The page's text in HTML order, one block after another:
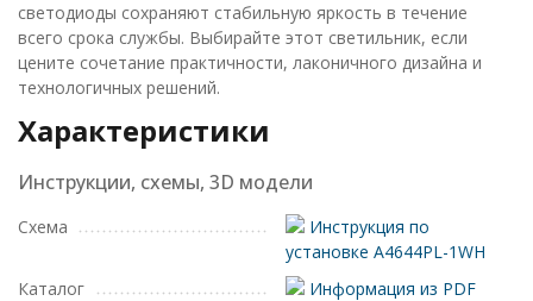
светодиоды сохраняют стабильную яркость в течение
всего срока службы. Выбирайте этот светильник, если
цените сочетание практичности, лаконичного дизайна и
технологичных решений.
Характеристики
Инструкции, схемы, 3D модели
Схема
Инструкция по
установке A4644PL-1WH
Каталог
Информация из PDF